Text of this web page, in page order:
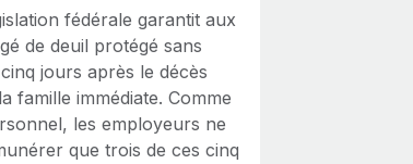
fédérale garantit aux
de deuil protégé sans
jours après le décès
famille immédiate. Comme
les employeurs ne
que trois de ces cinq